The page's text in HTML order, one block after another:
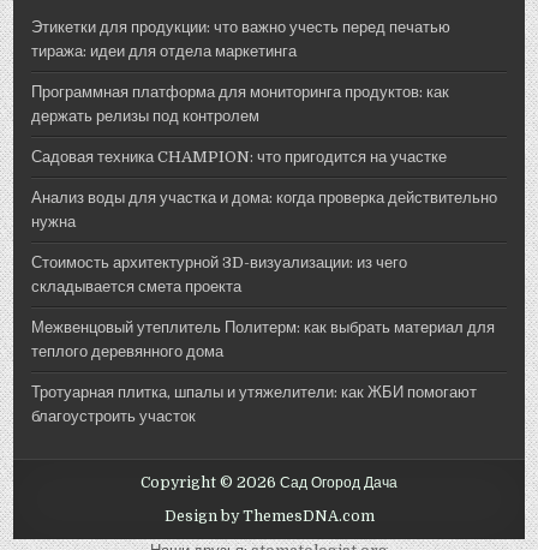
Этикетки для продукции: что важно учесть перед печатью
тиража: идеи для отдела маркетинга
Программная платформа для мониторинга продуктов: как
держать релизы под контролем
Садовая техника CHAMPION: что пригодится на участке
Анализ воды для участка и дома: когда проверка действительно
нужна
Стоимость архитектурной 3D-визуализации: из чего
складывается смета проекта
Межвенцовый утеплитель Политерм: как выбрать материал для
теплого деревянного дома
Тротуарная плитка, шпалы и утяжелители: как ЖБИ помогают
благоустроить участок
Copyright © 2026 Сад Огород Дача
Design by ThemesDNA.com